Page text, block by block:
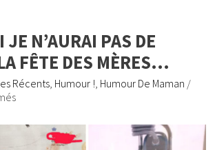
N’AURAI PAS DE
FÊTE DES MÈRES…
Récents, Humour !, Humour De Maman /